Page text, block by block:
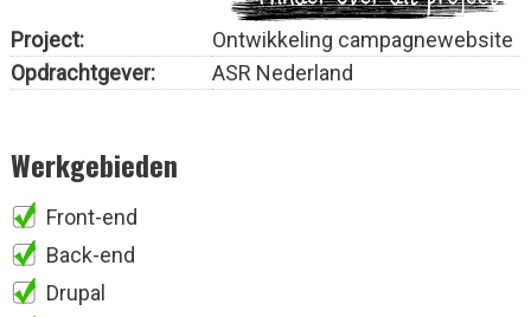
Over ons
Artikelen
Project:
Ontwikkeling campagnewebsite
Opdrachtgever:
ASR Nederland
Werkgebieden
Front-end
Back-end
Drupal